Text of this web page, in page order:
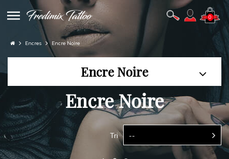
0
Encres Encre Noire
Encre Noire
Encre Noire
Tri --